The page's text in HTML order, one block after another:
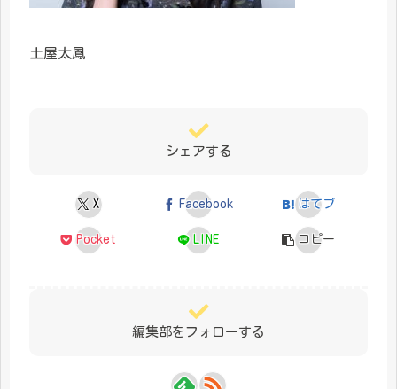
土屋太鳳
シェアする
X Facebook はてブ
Pocket LINE コピー
編集部をフォローする